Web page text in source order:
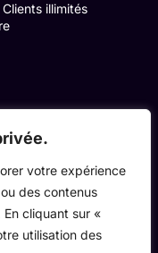
votre expérience
des contenus
cliquant sur «
utilisation des
illimités